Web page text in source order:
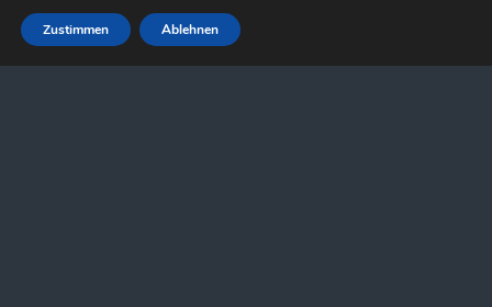
Zustimmen Ablehnen